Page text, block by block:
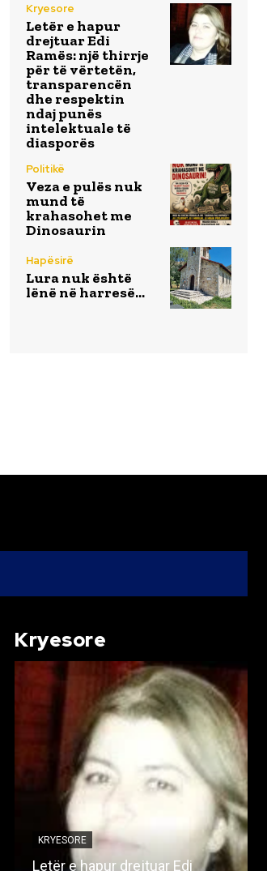
Kryesore
Letër e hapur
drejtuar Edi
Ramës: një thirrje
për të vërtetën,
transparencën
dhe respektin
ndaj punës
intelektuale të
diasporës
Politikë
Veza e pulës nuk
mund të
krahasohet me
Dinosaurin
Hapësirë
Lura nuk është
lënë në harresë…
Kryesore
KRYESORE
Letër e hapur drejtuar Edi